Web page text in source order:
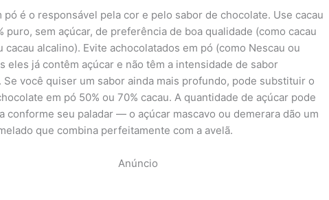
pó é o responsável pela cor e pelo sabor de chocolate. Use cacau
puro, sem açúcar, de preferência de boa qualidade (como cacau
cacau alcalino). Evite achocolatados em pó (como Nescau ou
eles já contêm açúcar e não têm a intensidade de sabor
Se você quiser um sabor ainda mais profundo, pode substituir o
em pó 50% ou 70% cacau. A quantidade de açúcar pode
conforme seu paladar — o açúcar mascavo ou demerara dão um
que combina perfeitamente com a avelã.
Anúncio